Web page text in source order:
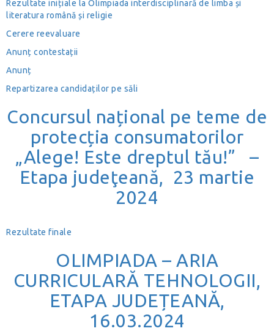
Rezultate inițiale la Olimpiada interdisciplinară de limba și
literatura română și religie
Cerere reevaluare
Anunț contestații
Anunț
Repartizarea candidaților pe săli
Concursul național pe teme de
protecția consumatorilor
„Alege! Este dreptul tău!” –
Etapa judeţeană, 23 martie
2024
Rezultate finale
OLIMPIADA – ARIA
CURRICULARĂ TEHNOLOGII,
ETAPA JUDEȚEANĂ,
16.03.2024